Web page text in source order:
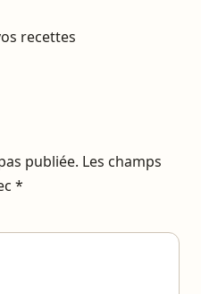
recettes
publiée. Les champs
*